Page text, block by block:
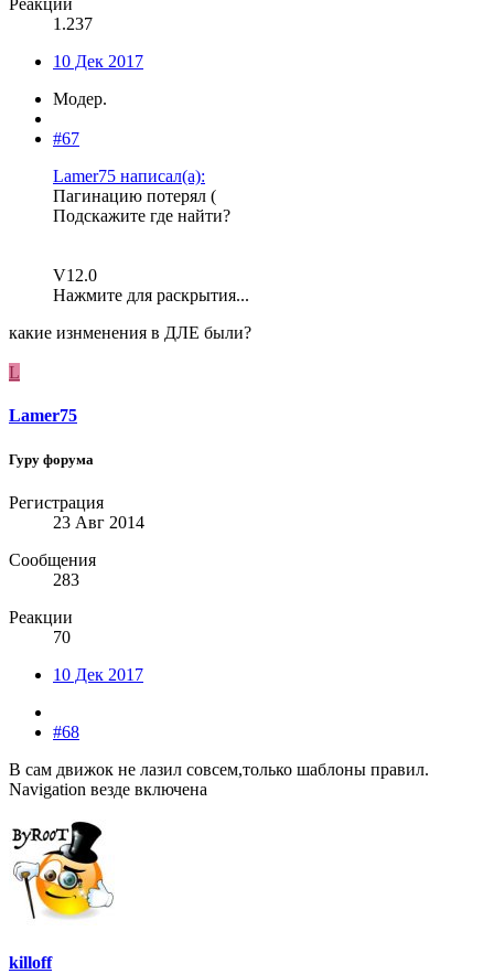
Реакции
1.237
10 Дек 2017
Модер.
#67
Lamer75 написал(а):
Пагинацию потерял (
Подскажите где найти?
V12.0
Нажмите для раскрытия...
какие изнменения в ДЛЕ были?
L
Lamer75
Гуру форума
Регистрация
23 Авг 2014
Сообщения
283
Реакции
70
10 Дек 2017
#68
В сам движок не лазил совсем,только шаблоны правил.
Navigation везде включена
killoff